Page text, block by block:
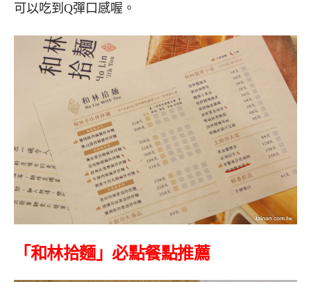
可以吃到Q彈口感喔。
「和林拾麵」必點餐點推薦